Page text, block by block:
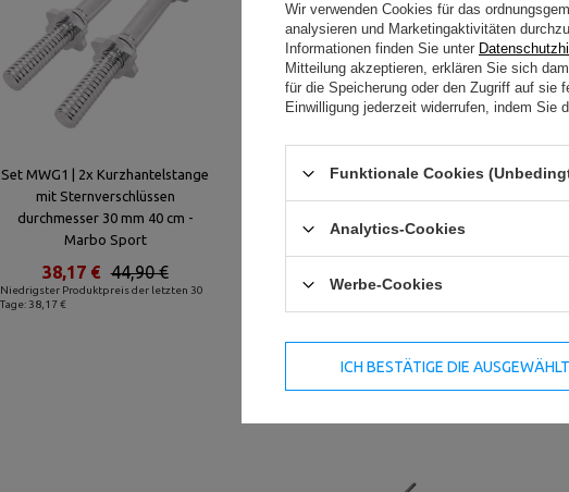
Set MWG1 | 2x Kurzhantelstange
mit Sternverschlüssen
durchmesser 30 mm 40 cm -
Marbo Sport
Niedrigster Produktpreis der letzten 30
Tage: 38,17 €
44,90 €
38,17 €
Langhantelstange 30 mm 180 cm
Tage: 67,91 €
Verstärkte
Wir verwenden Cookies für das
analysieren und Marketingaktivitäten
Informationen finden Sie unter
Mitteilung akzeptieren, erklären Sie sich
für die Speicherung oder den Zugriff auf sie
Einwilligung jederzeit widerrufen, indem Sie
Funktionale Cookies
Analytics-Cookies
Werbe-Cookies
ICH BESTÄTIGE DIE